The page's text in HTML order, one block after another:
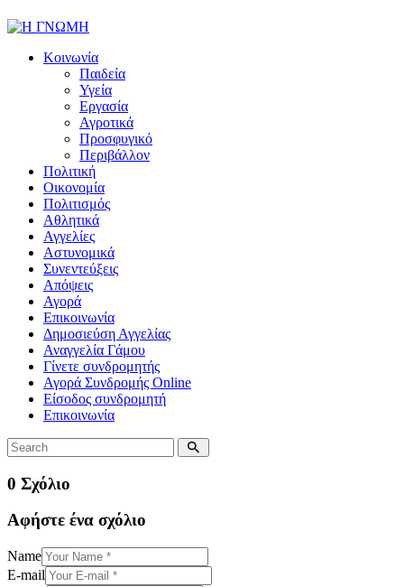
Κοινωνία
Παιδεία
Υγεία
Εργασία
Αγροτικά
Προσφυγικό
Περιβάλλον
Πολιτική
Οικονομία
Πολιτισμός
Αθλητικά
Αγγελίες
Αστυνομικά
Συνεντεύξεις
Απόψεις
Αγορά
Επικοινωνία
Δημοσιεύση Αγγελίας
Αναγγελία Γάμου
Γίνετε συνδρομητής
Αγορά Συνδρομής Online
Είσοδος συνδρομητή
Επικοινωνία
0 Σχόλιο
Αφήστε ένα σχόλιο
Name
E-mail